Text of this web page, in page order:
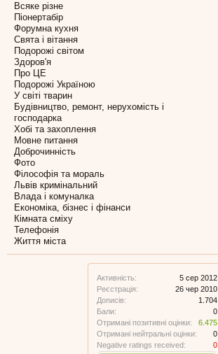
Активність:
5 сер 2012
Реєстрація:
26 чер 2010
Дописів:
1.704
Бали:
0
Отримані позитивні оцінки:
6.475
Отримані нейтральні оцінки:
0
Negative ratings received:
0
Всяке різне
Піонертабір
Форумна кухня
Свята і вітання
Подорожі світом
Здоров'я
Про ЦЕ
Подорожі Україною
У світі тварин
Будівництво, ремонт, нерухомість і
господарка
Хобі та захоплення
Мовне питання
Доброчинність
Фото
Філософія та мораль
Львів кримінальний
Влада і комуналка
Економіка, бізнес і фінанси
Кімната сміху
Телефонія
Життя міста